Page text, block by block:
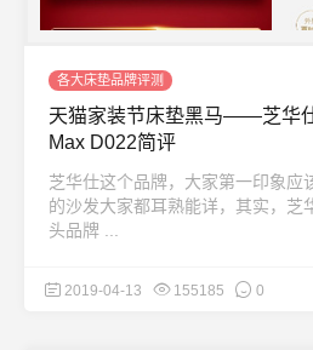
各大床垫品牌评测
天猫家装节床垫黑马——芝华
Max D022简评
芝华仕这个品牌，大家第一印象应
的沙发大家都耳熟能详，其实，芝
头品牌 ...
2019-04-13 155185 0